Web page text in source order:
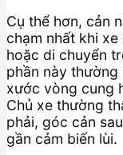
Cụ thể hơn, cản
chạm nhất khi
hoặc di chuyển
phần này
xước vòng cung
Chủ xe thường
phải, góc cản
gần cảm biến lùi.